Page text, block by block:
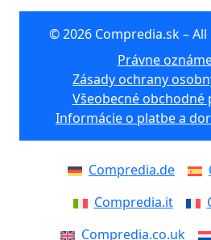
© 2026 Compredia.sk – All
Právne
Zásady ochrany
Všeobecné obchodné
Informácie o platbe a
Compredia.de
Compredia.it
Compredia.co.uk